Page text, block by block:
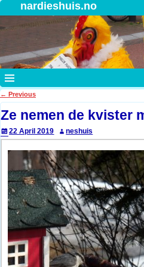
nardieshuis.no
Post navigation
← Previous
Ze nemen de kvister
22 April 2019 neshuis